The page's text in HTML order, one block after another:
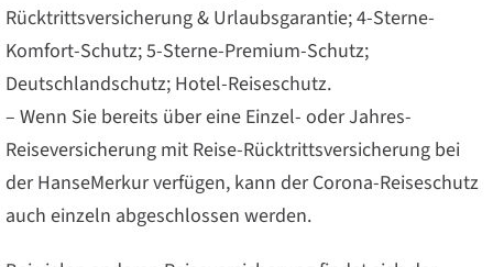
Rücktrittsversicherung & Urlaubsgarantie; 4-Sterne-
Komfort-Schutz; 5-Sterne-Premium-Schutz;
Deutschlandschutz; Hotel-Reiseschutz.
– Wenn Sie bereits über eine Einzel- oder Jahres-
Reiseversicherung mit Reise-Rücktrittsversicherung bei
der HanseMerkur verfügen, kann der Corona-Reiseschutz
auch einzeln abgeschlossen werden.